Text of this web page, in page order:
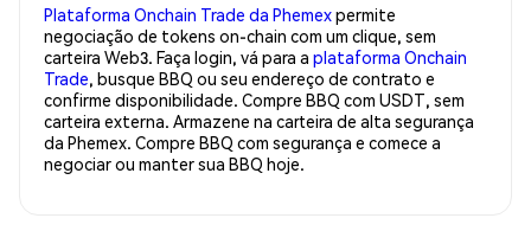
Plataforma Onchain Trade da Phemexpermite
negociação de tokens on-chain com um clique, sem
carteira Web3. Faça login, vá para a plataforma Onchain
Trade, busque BBQ ou seu endereço de contrato e
confirme disponibilidade. Compre BBQ com USDT, sem
carteira externa. Armazene na carteira de alta segurança
da Phemex. Compre BBQ com segurança e comece a
negociar ou manter sua BBQ hoje.